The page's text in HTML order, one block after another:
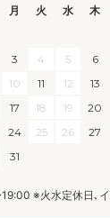
月 火 水 木
3 4 5 6
10 11 12 13
17 18 19 20
24 25 26 27
31
※火水定休日､